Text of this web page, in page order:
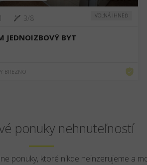
1 3/8 VOĽNÁ IHNEĎ
JEDNOIZBOVÝ BYT
BREZNO
ponuky nehnuteľností
ponuky, ktoré nikde neinzerujeme a